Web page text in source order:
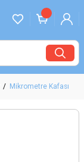
Mikrometre Kafası